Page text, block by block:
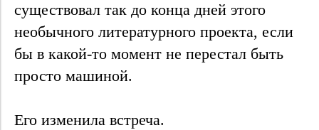
существовал так до конца дней этого
необычного литературного проекта, если
бы в какой-то момент не перестал быть
просто машиной.
Его изменила встреча.